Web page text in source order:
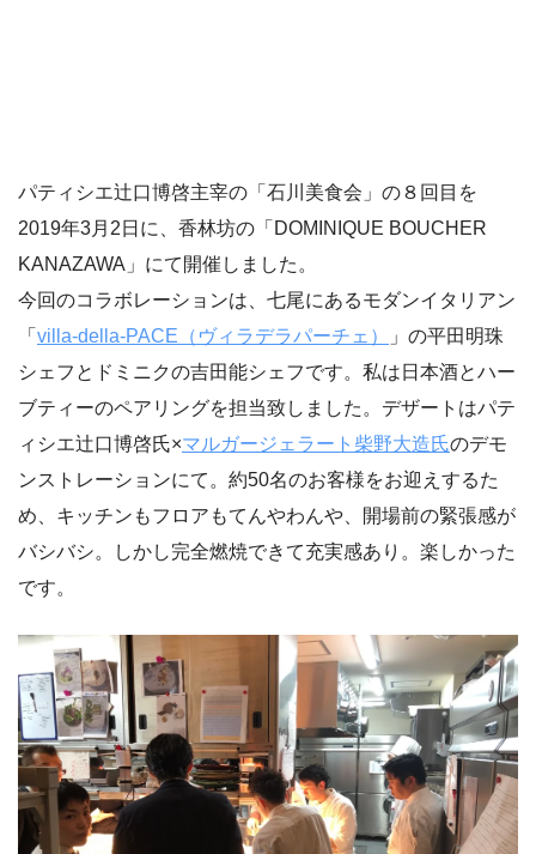
パティシエ辻口博啓主宰の「石川美食会」の８回目を
2019年3月2日に、香林坊の「DOMINIQUE BOUCHER
KANAZAWA」にて開催しました。
今回のコラボレーションは、七尾にあるモダンイタリアン
「 villa-della-PACE（ヴィラデラパーチェ）
」の平田明珠
シェフとドミニクの吉田能シェフです。私は日本酒とハー
ブティーのペアリングを担当致しました。デザートはパテ
ィシエ辻口博啓氏×マルガージェラート柴野大造氏のデモ
ンストレーションにて。約50名のお客様をお迎えするた
め、キッチンもフロアもてんやわんや、開場前の緊張感が
バシバシ。しかし完全燃焼できて充実感あり。楽しかった
です。